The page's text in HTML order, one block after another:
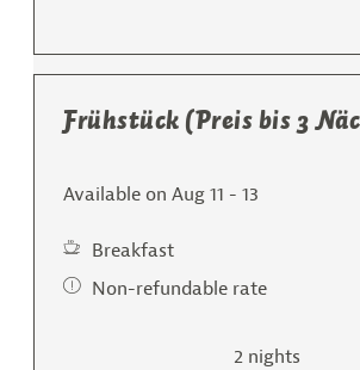
Frühstück (Preis bis 3
Available on Aug 11 - 13
Breakfast
Non-refundable rate
2 nights